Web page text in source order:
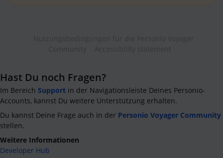
Hast Du noch Fragen?
Im Bereich Support in der Navigationsleiste Deines Personio-
Accounts, kannst Du weitere Unterstützung erhalten.
Du kannst Deine Frage auch in der Personio Voyager Community
stellen.
Weitere Informationen
Developer Hub